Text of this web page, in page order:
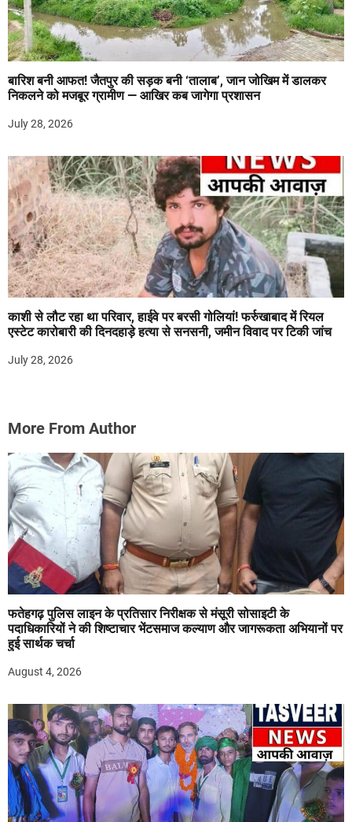
बारिश बनी आफत! जैतपुर की सड़क बनी ‘तालाब’, जान जोखिम में डालकर
निकलने को मजबूर ग्रामीण — आखिर कब जागेगा प्रशासन
July 28, 2026
काशी से लौट रहा था परिवार, हाईवे पर बरसी गोलियां! फर्रुखाबाद में रियल
एस्टेट कारोबारी की दिनदहाड़े हत्या से सनसनी, जमीन विवाद पर टिकी जांच
July 28, 2026
More From Author
फतेहगढ़ पुलिस लाइन के प्रतिसार निरीक्षक से मंसूरी सोसाइटी के
पदाधिकारियों ने की शिष्टाचार भेंटसमाज कल्याण और जागरूकता अभियानों पर
हुई सार्थक चर्चा
August 4, 2026